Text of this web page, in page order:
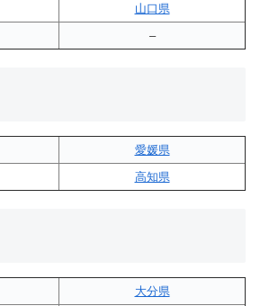
山口県
–
愛媛県
高知県
大分県